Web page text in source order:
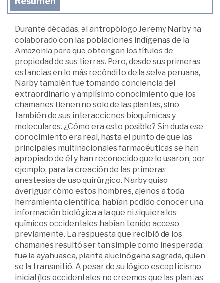
Durante décadas, el antropólogo Jeremy Narby ha
colaborado con las poblaciones indígenas de la
Amazonia para que obtengan los títulos de
propiedad de sus tierras. Pero, desde sus primeras
estancias en lo más recóndito de la selva peruana,
Narby también fue tomando conciencia del
extraordinario y amplísimo conocimiento que los
chamanes tienen no solo de las plantas, sino
también de sus interacciones bioquímicas y
moleculares. ¿Cómo era esto posible? Sin duda ese
conocimiento era real, hasta el punto de que las
principales multinacionales farmacéuticas se han
apropiado de él y han reconocido que lo usaron, por
ejemplo, para la creación de las primeras
anestesias de uso quirúrgico. Narby quiso
averiguar cómo estos hombres, ajenos a toda
herramienta científica, habían podido conocer una
información biológica a la que ni siquiera los
químicos occidentales habían tenido acceso
previamente. La respuesta que recibió de los
chamanes resultó ser tan simple como inesperada:
fue la ayahuasca, planta alucinógena sagrada, quien
se la transmitió. A pesar de su lógico escepticismo
inicial (los occidentales no creemos que las plantas